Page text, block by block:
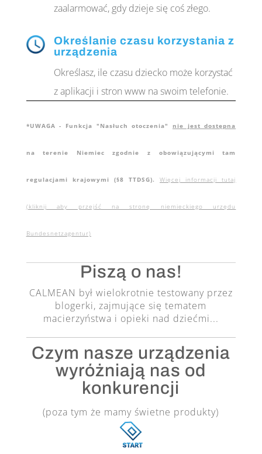
zaalarmować, gdy dzieje się coś złego.
Określanie czasu korzystania z
urządzenia
Określasz, ile czasu dziecko może korzystać
z aplikacji i stron www na swoim telefonie.
*UWAGA - Funkcja "Nasłuch otoczenia" nie jest dostępna
na terenie Niemiec zgodnie z obowiązującymi tam
regulacjami krajowymi (§8 TTDSG). Więcej informacji tutaj
(kliknij aby przejść na stronę niemieckiego urzędu
Bundesnetzagentur)
Piszą o nas!
CALMEAN był wielokrotnie testowany przez
blogerki, zajmujące się tematem
macierzyństwa i opieki nad dziećmi...
Czym nasze urządzenia
wyróżniają nas od
konkurencji
(poza tym że mamy świetne produkty)